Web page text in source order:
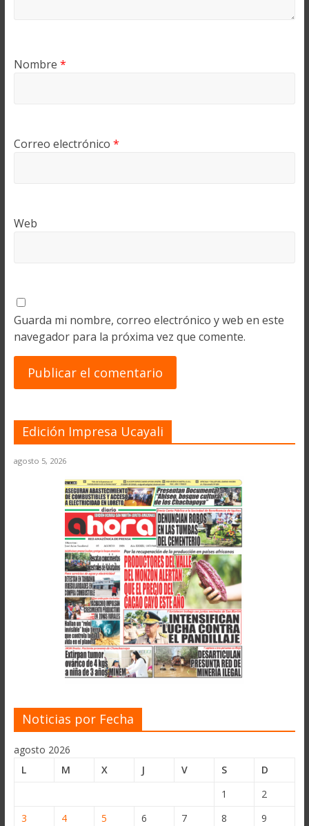
Nombre *
Correo electrónico *
Web
Guarda mi nombre, correo electrónico y web en este
navegador para la próxima vez que comente.
Edición Impresa Ucayali
agosto 5, 2026
Noticias por Fecha
agosto 2026
L
M X J V S
D
1
2
3
4 5 6 7 8
9